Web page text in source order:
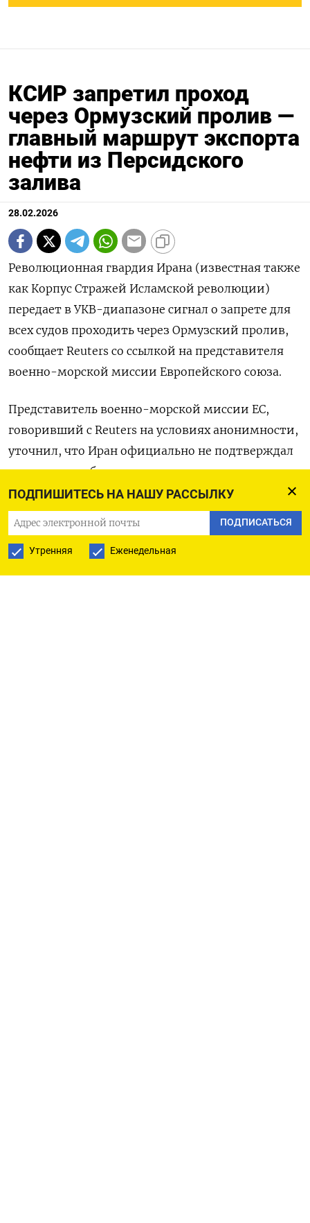
ПОДПИШИТЕСЬ НА НАШУ РАССЫЛКУ
ПОДПИСАТЬСЯ
Утренняя Еженедельная
КСИР запретил проход
через Ормузский пролив —
главный маршрут экспорта
нефти из Персидского
залива
28.02.2026
Революционная гвардия Ирана (известная также
как Корпус Стражей Исламской революции)
передает в УКВ-диапазоне сигнал о запрете для
всех судов проходить через Ормузский пролив,
сообщает Reuters со ссылкой на представителя
военно-морской миссии Европейского союза.
Представитель военно-морской миссии ЕС,
говоривший с Reuters на условиях анонимности,
уточнил, что Иран официально не подтверждал
наличие подобного распоряжения.
Ормузский пролив является важнейшим в мире
маршрутом экспорта нефти, соединяющим
крупнейших производителей нефти